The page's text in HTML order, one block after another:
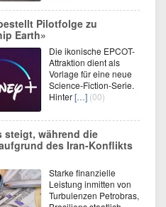
Pilotfolge zu
Earth»
Die ikonische EPCOT-
Attraktion dient als
Vorlage für eine neue
Science-Fiction-Serie.
Hinter[…] (00)
steigt, während die
des Iran-Konflikts
Starke finanzielle
Leistung inmitten von
Turbulenzen Petrobras,